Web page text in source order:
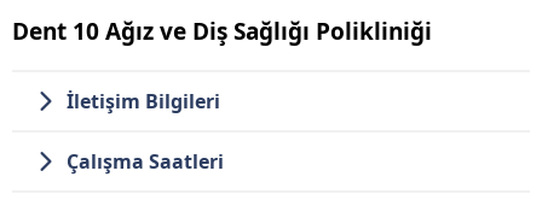
Dent 10 Ağız ve Diş Sağlığı Polikliniği
İletişim Bilgileri
Çalışma Saatleri